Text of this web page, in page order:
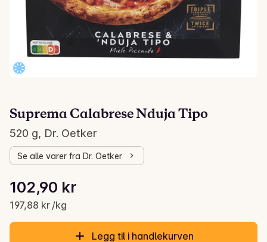
Suprema Calabrese Nduja Tipo
520 g, Dr. Oetker
Se alle varer fra Dr. Oetker
Gjeldende pris er: 102,90 kr
102,90 kr
197,88 kr /kg
Stykkpris: 197,88 kr /kg
Legg til i handlekurven